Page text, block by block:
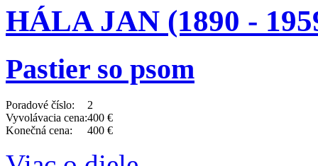
HÁLA JAN (1890 -
Pastier so psom
Poradové číslo:
2
Vyvolávacia cena:400 €
Konečná cena:
400 €